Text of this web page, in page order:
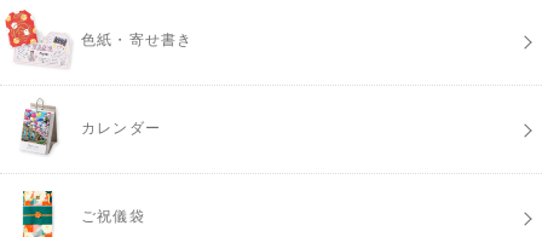
色紙・寄せ書き
カレンダー
ご祝儀袋